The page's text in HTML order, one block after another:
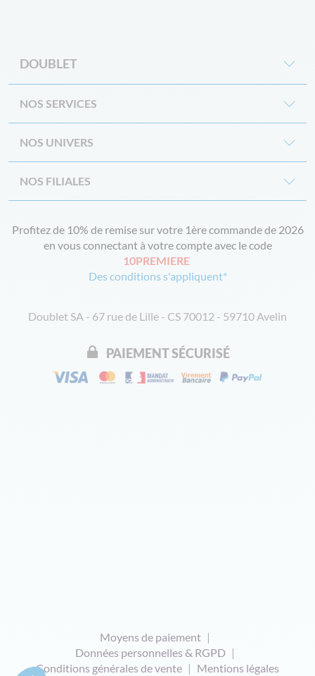
DOUBLET
NOS SERVICES
NOS UNIVERS
NOS FILIALES
Profitez de 10% de remise sur votre 1ère commande de 2026
en vous connectant à votre compte avec le code
10PREMIERE
Des conditions s'appliquent*
Doublet SA - 67 rue de Lille - CS 70012 - 59710 Avelin
PAIEMENT SÉCURISÉ
Moyens de paiement
Données personnelles & RGPD
Conditions générales de vente
Mentions légales